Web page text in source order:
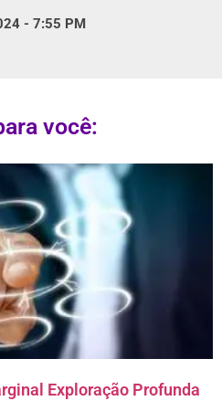
- 7:55 PM
você:
Exploração Profunda